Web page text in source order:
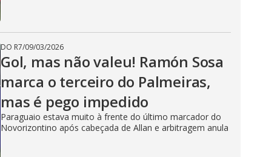
DO R7/09/03/2026
Gol, mas não valeu! Ramón Sosa
marca o terceiro do Palmeiras,
mas é pego impedido
Paraguaio estava muito à frente do último marcador do
Novorizontino após cabeçada de Allan e arbitragem anula